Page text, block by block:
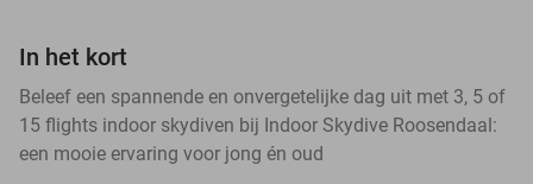
In het kort
Beleef een spannende en onvergetelijke dag uit met 3, 5 of
15 flights indoor skydiven bij Indoor Skydive Roosendaal:
een mooie ervaring voor jong én oud